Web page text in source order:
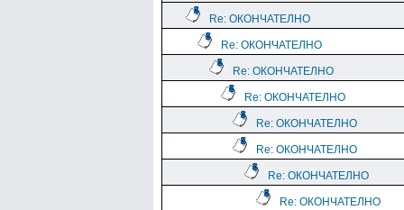
Re: ОКОНЧАТЕЛНО
Re: ОКОНЧАТЕЛНО
Re: ОКОНЧАТЕЛНО
Re: ОКОНЧАТЕЛНО
Re: ОКОНЧАТЕЛНО
Re: ОКОНЧАТЕЛНО
Re: ОКОНЧАТЕЛНО
Re: ОКОНЧАТЕЛНО